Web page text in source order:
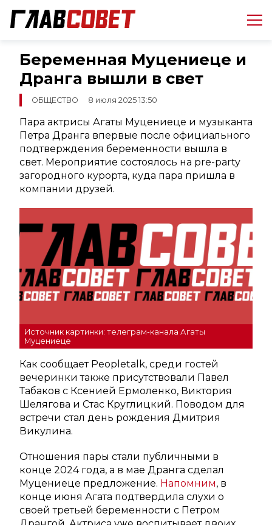
Беременная Муцениеце и
Дранга вышли в свет
ОБЩЕСТВО 8 июля 2025 13:50
Пара актрисы Агаты Муцениеце и музыканта
Петра Дранга впервые после официального
подтверждения беременности вышла в
свет. Мероприятие состоялось на pre-party
загородного курорта, куда пара пришла в
компании друзей.
Источник картинки: телеграм-канала Агаты
Муцениеце
Как сообщает Peopletalk, среди гостей
вечеринки также присутствовали Павел
Табаков с Ксенией Ермоленко, Виктория
Шелягова и Стас Круглицкий. Поводом для
встречи стал день рождения Дмитрия
Викулина.
Отношения пары стали публичными в
конце 2024 года, а в мае Дранга сделал
Муцениеце предложение. Напомним, в
конце июня Агата подтвердила слухи о
своей третьей беременности с Петром